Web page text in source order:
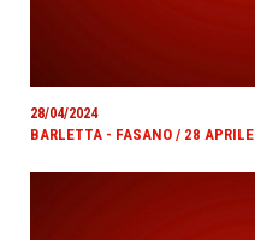
28/04/2024
BARLETTA - FASANO / 28 APRILE